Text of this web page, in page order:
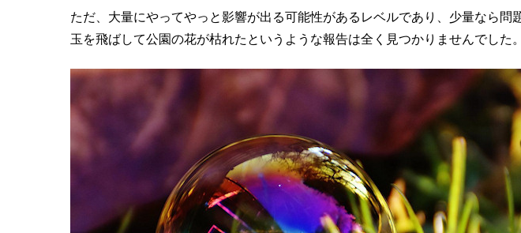
ただ、大量にやってやっと影響が出る可能性があるレベルであり、少量なら問
玉を飛ばして公園の花が枯れたというような報告は全く見つかりませんでした。